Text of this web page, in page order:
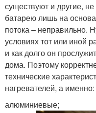
существуют и другие,
батарею лишь на
потока – неправильно.
условиях тот или иной
и как долго он
дома. Поэтому
технические
нагревателей, а именно:
алюминиевые;